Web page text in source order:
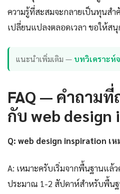
ความรู้ที่สะสมจะกลายเป็นทุนส
เปลี่ยนแปลงตลอดเวลา ขอให้ส
แนะนำเพิ่มเติม — บทวิเคราะห์
FAQ — คำถามที่
กับ web design
Q: web design inspiration เ
A: เหมาะครับเริ่มจากพื้นฐานแล้
ประมาณ 1-2 สัปดาห์สำหรับพื้น